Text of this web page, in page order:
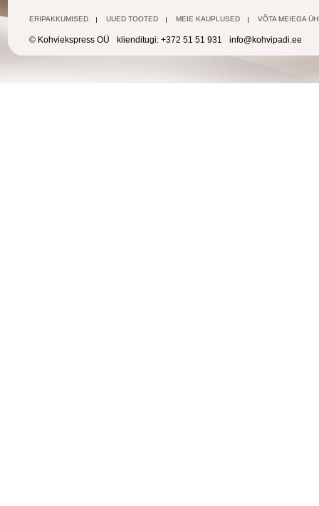
ERIPAKKUMISED UUED TOOTED MEIE KAUPLUSED VÕTA MEIEGA
© Kohviekspress OÜ klienditugi: +372 51 51 931 info@kohvipadi.ee